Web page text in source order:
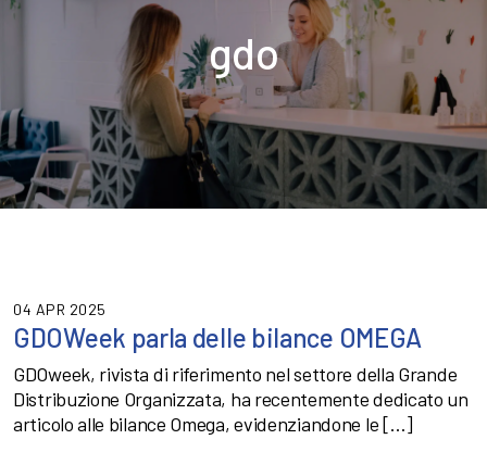
gdo
04 APR 2025
GDOWeek parla delle bilance OMEGA
GDOweek, rivista di riferimento nel settore della Grande
Distribuzione Organizzata, ha recentemente dedicato un
articolo alle bilance Omega, evidenziandone le […]